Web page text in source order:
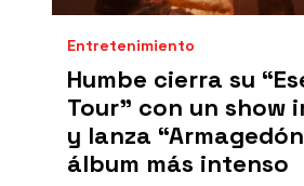
Entretenimiento
Humbe cierra su
Tour” con un show
y lanza
álbum más intenso